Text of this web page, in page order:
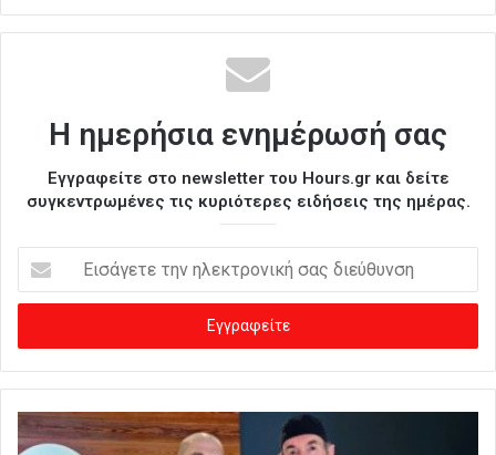
Η ημερήσια ενημέρωσή σας
Εγγραφείτε στο newsletter του Hours.gr και δείτε
συγκεντρωμένες τις κυριότερες ειδήσεις της ημέρας.
σ
γ
ε
τ